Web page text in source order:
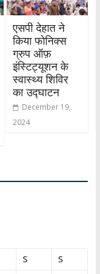
एसपी देहात ने
किया फोनिक्स
ग्रुप ऑफ़
इंस्टिट्यूशन के
स्वास्थ्य शिविर
का उद्घाटन
December 19,
2024
S
S